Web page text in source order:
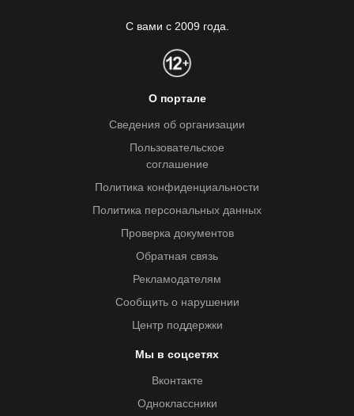
С вами с 2009 года.
О портале
Сведения об организации
Пользовательское
соглашение
Политика конфиденциальности
Политика персональных данных
Проверка документов
Обратная связь
Рекламодателям
Сообщить о нарушении
Центр поддержки
Мы в соцсетях
Вконтакте
Одноклассники